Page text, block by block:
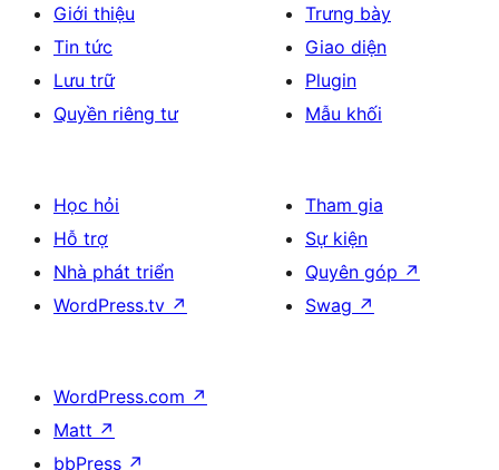
Giới thiệu
Tin tức
Lưu trữ
Quyền riêng tư
Trưng bày
Giao diện
Plugin
Mẫu khối
Học hỏi
Hỗ trợ
Nhà phát triển
WordPress.tv ↗
Tham gia
Sự kiện
Quyên góp ↗
Swag ↗
WordPress.com ↗
Matt ↗
bbPress ↗